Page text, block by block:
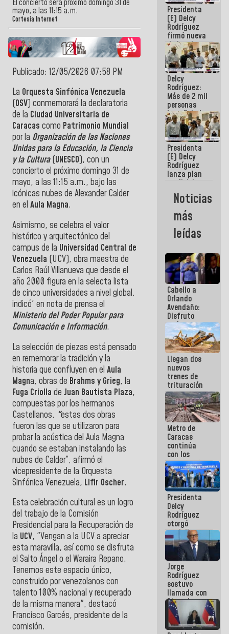
El concierto será próximo domingo 31 de
mayo, a las 11:15 a.m.
Cortesía Internet
Publicado: 12/05/2026 07:58 PM
La Orquesta Sinfónica Venezuela
(OSV) conmemorará la declaratoria
de la Ciudad Universitaria de
Caracas como Patrimonio Mundial
por la Organización de las Naciones
Unidas para la Educación, la Ciencia
y la Cultura(UNESCO), con un
concierto el próximo domingo 31 de
mayo, a las 11:15 a.m., bajo las
icónicas nubes de Alexander Calder
en el Aula Magna.
Asimismo, se celebra el valor
histórico y arquitectónico del
campus de la Universidad Central de
Venezuela (UCV), obra maestra de
Carlos Raúl Villanueva que desde el
año 2000 figura en la selecta lista
de cinco universidades a nivel global,
indicó' en nota de prensa el
Ministerio del Poder Popular para
Comunicación e Información.
La selección de piezas está pensado
en rememorar la tradición y la
historia que confluyen en el Aula
Magna, obras de Brahms y Grieg, la
Fuga Criolla de Juan Bautista Plaza,
compuestas por los hermanos
Castellanos, "estas dos obras
fueron las que se utilizaron para
probar la acústica del Aula Magna
cuando se estaban instalando las
nubes de Calder”, afirmó el
vicepresidente de la Orquesta
Sinfónica Venezuela, Lifir Oscher.
Esta celebración cultural es un logro
del trabajo de la Comisión
Presidencial para la Recuperación de
la UCV, "Vengan a la UCV a apreciar
esta maravilla, así como se disfruta
el Salto Ángel o el Waraira Repano.
Tenemos este espacio único,
construido por venezolanos con
talento 100% nacional y recuperado
de la misma manera", destacó
Francisco Garcés, presidente de la
comisión.
Presidenta
(E) Delcy
Rodríguez
firmó nueva
de Ley de
Arrendamiento
aprobada
por la AN
Delcy
Rodríguez:
Más de 2 mil
personas
beneficiadas
con planes
para
atención de
emergencia
sísmica en
la última
semana
Presidenta
(E) Delcy
Rodríguez
lanza plan
crediticio
con subsidio
a Juntas de
Condominio
Noticias
más
leídas
Cabello a
Orlando
Avendaño:
Disfruto
cada vez
que escribes
porque lo
que haces
es
embarrarla
Llegan dos
nuevos
trenes de
trituración
para
optimizar
manejo de
escombros
en La Guaira
Metro de
Caracas
continúa
con los
trabajos de
mantenimiento
e inspección
en la Línea 2
Presidenta
Delcy
Rodríguez
otorgó
medalla
"Héroe de
Venezuela"
a servidores
públicos
Jorge
Rodríguez
sostuvo
llamada con
Dinorah
Figuera y
acuerdan
primer